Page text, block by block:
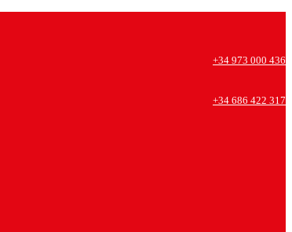
+34 973 000 436
+34 686 422 317